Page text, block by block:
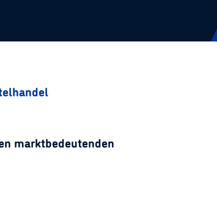
marktbedeutenden